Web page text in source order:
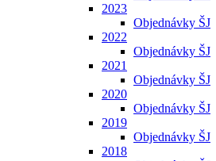
2023
Objednávky ŠJ
2022
Objednávky ŠJ
2021
Objednávky ŠJ
2020
Objednávky ŠJ
2019
Objednávky ŠJ
2018